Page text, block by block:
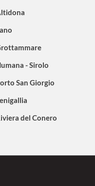
- Sirolo
San Giorgio
del Conero